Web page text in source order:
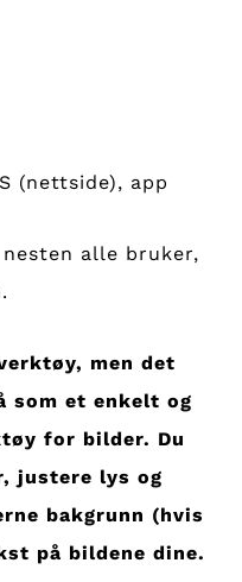
(nettside), app
alle bruker,
men det
som et enkelt og
for bilder. Du
justere lys og
bakgrunn (hvis
på bildene dine.